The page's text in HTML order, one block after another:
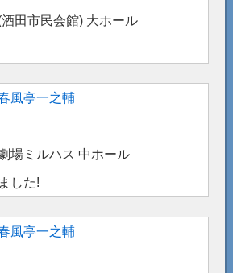
田市民会館) 大ホール
風亭一之輔
場ミルハス 中ホール
した!
風亭一之輔